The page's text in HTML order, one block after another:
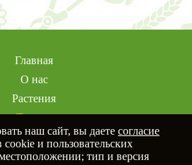
Главная
О нас
Растения
Товары
Услуги
Портфолио
наш сайт, вы даете согласие
и пользовательских
тип и версия